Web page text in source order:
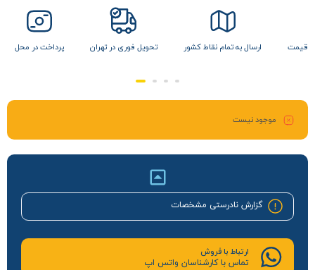
قیمت ارسال به تمام نقاط کشور تحویل فوری در تهران پرداخت در محل
موجود نیست
گزارش نادرستی مشخصات
ارتباط با فروش
تماس با کارشناسان واتس اپ